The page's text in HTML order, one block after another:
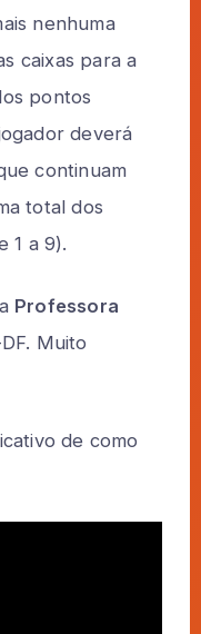
nenhuma
caixas para a
pontos
deverá
continuam
total dos
1 a 9).
Professora
Muito
de como